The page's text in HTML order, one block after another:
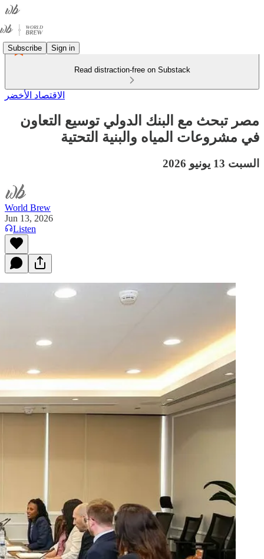
Subscribe Sign in
Read distraction-free on Substack
الاقتصاد الأخضر
مصر تبحث مع البنك الدولي توسيع التعاون
في مشروعات المياه والبنية التحتية
السبت 13 يونيو 2026
World Brew
Jun 13, 2026
Listen